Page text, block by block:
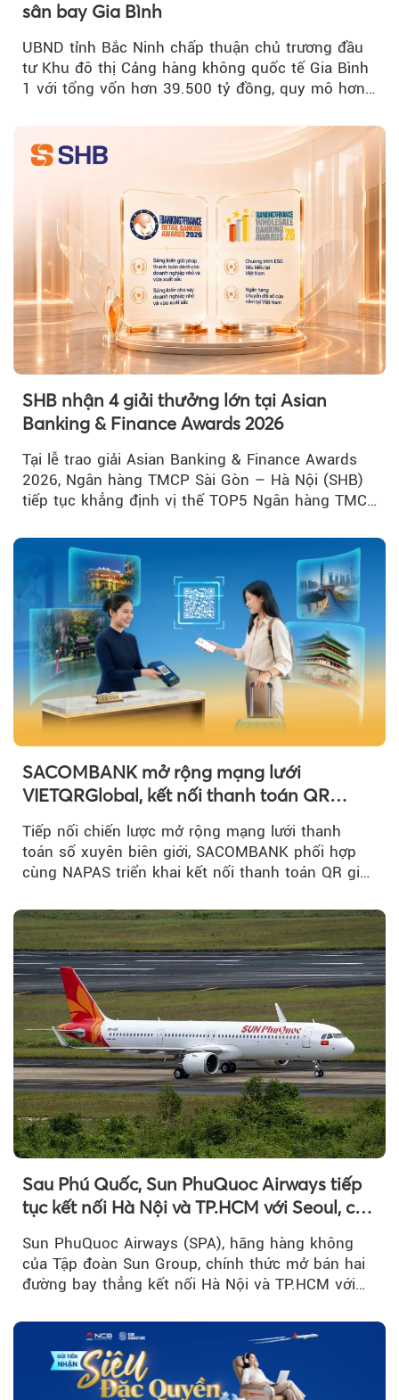
sân bay Gia Bình
UBND tỉnh Bắc Ninh chấp thuận chủ trương đầu
tư Khu đô thị Cảng hàng không quốc tế Gia Bình
1 với tổng vốn hơn 39.500 tỷ đồng, quy mô hơn
SHB nhận 4 giải thưởng lớn tại Asian
Banking & Finance Awards 2026
Tại lễ trao giải Asian Banking & Finance Awards
2026, Ngân hàng TMCP Sài Gòn – Hà Nội (SHB)
tiếp tục khẳng định vị thế TOP5 Ngân hàng TMCP
SACOMBANK mở rộng mạng lưới
VIETQRGlobal, kết nối thanh toán QR
xuyên biên giới với Singapore
Tiếp nối chiến lược mở rộng mạng lưới thanh
toán số xuyên biên giới, SACOMBANK phối hợp
cùng NAPAS triển khai kết nối thanh toán QR giữa
Sau Phú Quốc, Sun PhuQuoc Airways tiếp
tục kết nối Hà Nội và TP.HCM với Seoul, cất
Sun PhuQuoc Airways (SPA), hãng hàng không
của Tập đoàn Sun Group, chính thức mở bán hai
đường bay thẳng kết nối Hà Nội và TP.HCM với